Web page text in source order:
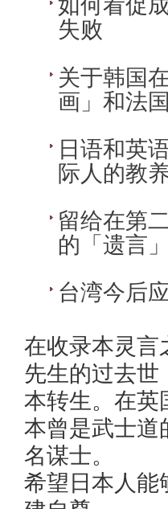
如何看促
失败
关于韩国
画」和法国
日语和英
际人的教
留给在第
的「遗言」
台湾今后
在收录本灵言
先生的过去世
本转生。在英
本曾是武士道
名谋士。
希望日本人能